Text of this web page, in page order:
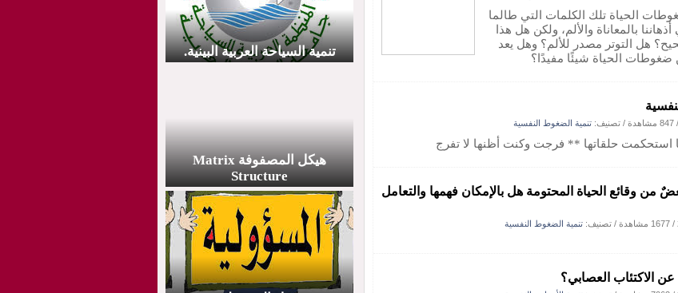
الحياة تلك الكلمات التي طالما
بالمعاناة والألم، ولكن هل هذا
هل التوتر مصدر للألم؟ وهل يعد
الحياة شيئًا مفيدًا؟
/ 847 مشاهدة / تصنيف: تنمية الضغوط النفسية
استحكمت حلقاتها ** فرجت وكنت أظنها لا تفرج
من وقائع الحياة المحتومة هل بالإمكان فهمها والتعامل
/ 1677 مشاهدة / تصنيف: تنمية الضغوط النفسية
الاكتئاب العصابي؟
تنمية السياحة العربية البينية.
هيكل المصفوفة Matrix
Structure